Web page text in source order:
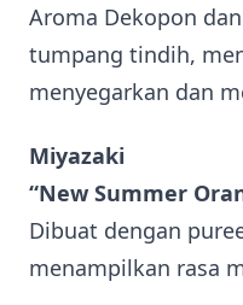
Aroma Dekopon
tumpang tindih,
menyegarkan dan
Miyazaki
“New Summer
Dibuat dengan
menampilkan rasa